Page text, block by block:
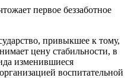
первое беззаботное
привыкшее к тому,
цену стабильности, в
изменившиеся
воспитательной